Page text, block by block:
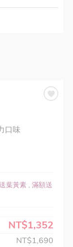
口味
葉黃素 , 滿額送
NT$1,352
NT$1,690